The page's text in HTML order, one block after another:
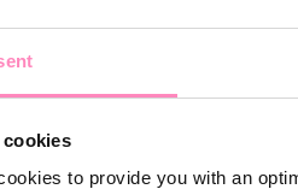
to provide you with an